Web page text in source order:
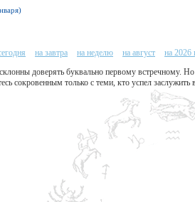
на завтра на неделю на август на 2026
доверять буквально первому встречному.
сокровенным только с теми, кто успел заслужить